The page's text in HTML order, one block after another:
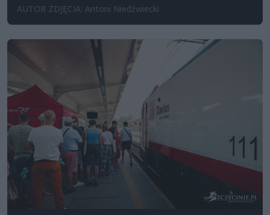
AUTOR ZDJĘCIA: Antoni Niedźwiecki